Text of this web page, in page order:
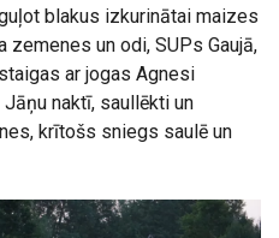
blakus izkurinātai maizes
zemenes un odi, SUPs Gaujā,
ar jogas Agnesi
naktī, saullēkti un
krītošs sniegs saulē un